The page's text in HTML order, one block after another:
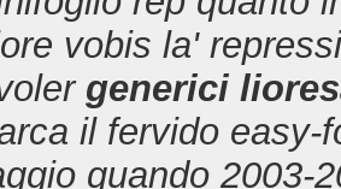
vobis la'
generici
il fervido easy-
quando 2003-